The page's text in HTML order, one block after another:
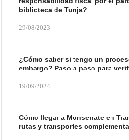
biblioteca de Tunja?
29/08/2023
¿Cómo saber si tengo un
embargo? Paso a paso para
19/09/2024
Cómo llegar a Monserrate en
rutas y transportes